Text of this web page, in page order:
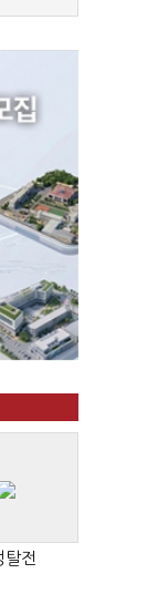
탈전